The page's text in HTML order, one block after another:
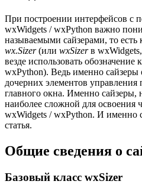
При построении интерфейсов с
wxWidgets / wxPython важно
называемыми сайзерами, то
wx.Sizer(или wxSizerв
везде использовать
wxPython). Ведь именно сайзеры
дочерних элементов
главного окна. Именно сайзеры,
наиболее сложной для освоения
wxWidgets / wxPython. И именно
статья.
Общие сведения о
Базовый класс wxSizer